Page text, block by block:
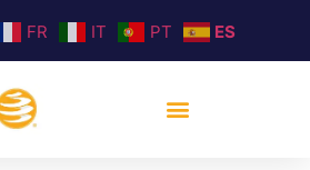
FR IT PT ES